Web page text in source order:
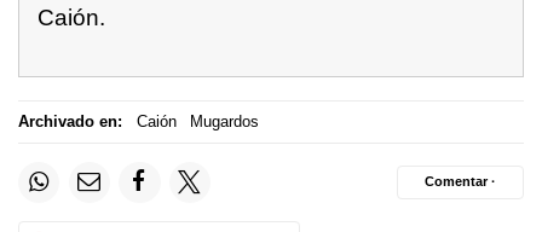
Caión.
Archivado en: Caión Mugardos
Comentar ·